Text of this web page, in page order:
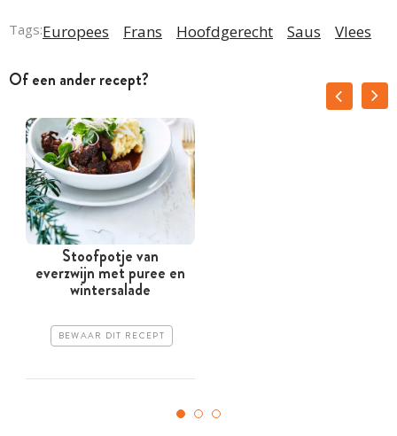
Tags:Europees Frans Hoofdgerecht Saus Vlees
Of een ander recept?
Stoofpotje van
everzwijn met puree en
wintersalade
BEWAAR DIT RECEPT